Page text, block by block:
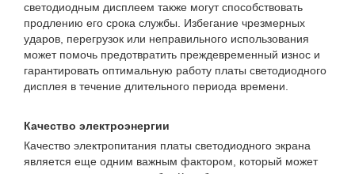
светодиодным дисплеем также могут способствовать
продлению его срока службы. Избегание чрезмерных
ударов, перегрузок или неправильного использования
может помочь предотвратить преждевременный износ и
гарантировать оптимальную работу платы светодиодного
дисплея в течение длительного периода времени.
Качество электроэнергии
Качество электропитания платы светодиодного экрана
является еще одним важным фактором, который может